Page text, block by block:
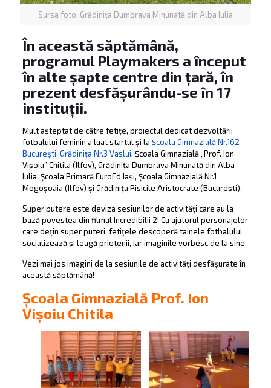
Sursa foto: Grădinița Dumbrava Minunată din Alba Iulia
În această săptămână,
programul Playmakers a început
în alte șapte centre din țară, în
prezent desfășurându-se în 17
instituții.
Mult așteptat de către fetițe, proiectul dedicat dezvoltării
fotbalului feminin a luat startul și la Școala Gimnazială Nr.162
București, Grădinița Nr.3 Vaslui, Școala Gimnazială „Prof. Ion
Vișoiu” Chitila (Ilfov), Grădinița Dumbrava Minunată din Alba
Iulia, Școala Primară EuroEd Iași, Școala Gimnazială Nr.1
Mogoșoaia (Ilfov) și Grădinița Pisicile Aristocrate (București).
Super putere este deviza sesiunilor de activități care au la
bază povestea din filmul Incredibilii 2! Cu ajutorul personajelor
care dețin super puteri, fetițele descoperă tainele fotbalului,
socializează și leagă prietenii, iar imaginile vorbesc de la sine.
Vezi mai jos imagini de la sesiunile de activități desfășurate în
această săptămână!
Școala Gimnazială Prof. Ion
Vișoiu Chitila